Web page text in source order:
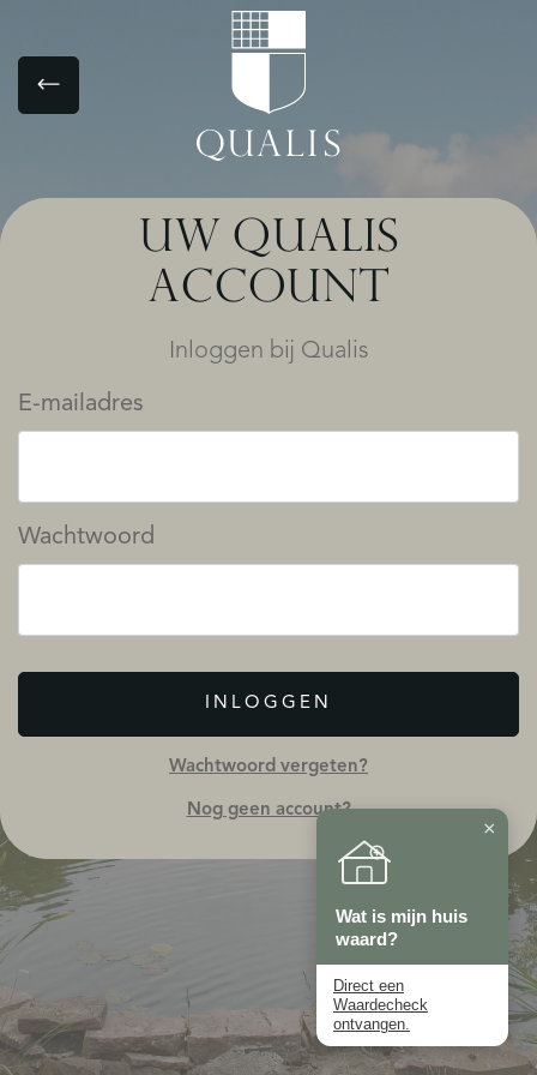
UW QUALIS
ACCOUNT
Inloggen bij Qualis
E-mailadres
Wachtwoord
INLOGGEN
Wachtwoord vergeten?
Nog geen account?
×
Wat is mijn huis
waard?
Direct een
Waardecheck
ontvangen.